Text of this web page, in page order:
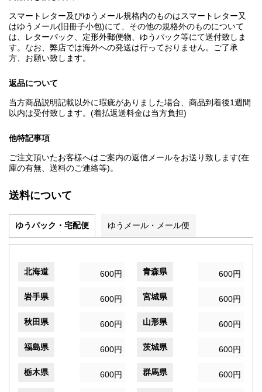
スマートレター及びゆうメール規格内のものはスマートレター又
はゆうメール(旧冊子小包)にて、その他の規格外のものについて
は、レターパック、定形外郵便物、ゆうパック等にて送付致しま
す。なお、弊店では海外への発送は行っておりません。ご了承
方、お願い致します。
返品について
当方商品説明記載以外に瑕疵がありました場合、商品到着後1週間
以内は受付致します。(着払返送料金は当方負担)
他特記事項
ご注文頂いたお客様へはご案内の返信メールをお送り致します(在
庫の有無、送料のご連絡等)。
送料について
ゆうパック・宅配便 ゆうメール・メール便
北海道 600円 青森県 600円
岩手県 600円 宮城県 600円
秋田県 600円 山形県 600円
福島県 600円 茨城県 600円
栃木県 600円 群馬県 600円